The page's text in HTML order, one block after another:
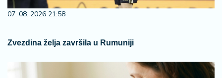
07. 08. 2026 21:58
Zvezdina želja završila u Rumuniji